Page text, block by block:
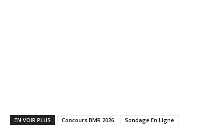
EN VOIR PLUS Concours BMR 2026 Sondage En Ligne